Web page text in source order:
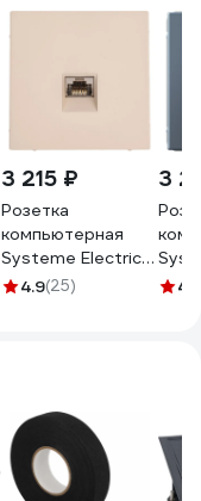
3 215 ₽
Розетка
компьютерная
Systeme Electric
ArtGallery, RJ45,
4.9(25)
3
4.9